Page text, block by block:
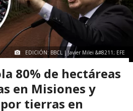
EDICIÓN: BBCL | Javier Milei &#8211; EFE
80% de hectáreas
en Misiones y
tierras en